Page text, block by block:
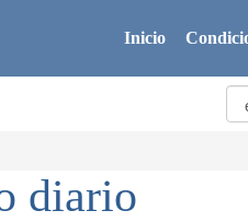
Inicio
diario